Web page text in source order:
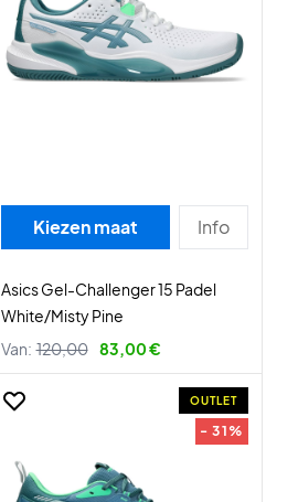
Kiezen maat Info
Asics Gel-Challenger 15 Padel
White/Misty Pine
Van: 120,00 83,00 €
OUTLET
- 31%